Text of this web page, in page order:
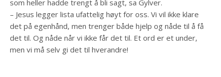
som heller hadde trengt å bli sagt, sa Gylver.
– Jesus legger lista ufattelig høyt for oss. Vi vil ikke klare
det på egenhånd, men trenger både hjelp og nåde til å få
det til. Og nåde når vi ikke får det til. Et ord er et under,
men vi må selv gi det til hverandre!